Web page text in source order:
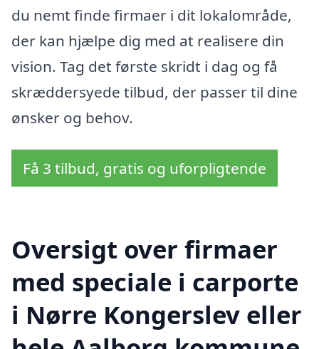
du nemt finde firmaer i dit lokalområde,
der kan hjælpe dig med at realisere din
vision. Tag det første skridt i dag og få
skræddersyede tilbud, der passer til dine
ønsker og behov.
Få 3 tilbud, gratis og uforpligtende
Oversigt over firmaer
med speciale i carporte
i Nørre Kongerslev eller